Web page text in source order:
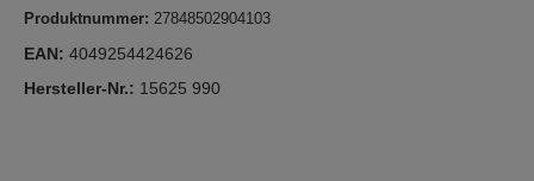
Produktnummer: 27848502904103
EAN: 4049254424626
Hersteller-Nr.: 15625 990